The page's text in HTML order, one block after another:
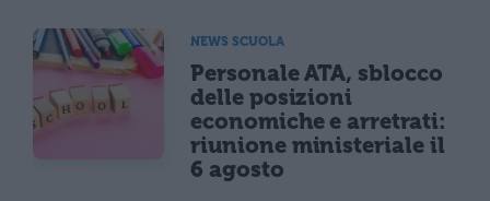
NEWS SCUOLA
Personale ATA, sblocco
delle posizioni
economiche e arretrati:
riunione ministeriale il
6 agosto